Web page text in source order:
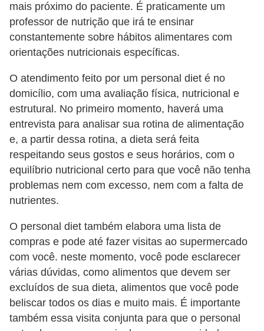
mais próximo do paciente. É praticamente um
professor de nutrição que irá te ensinar
constantemente sobre hábitos alimentares com
orientações nutricionais específicas.
O atendimento feito por um personal diet é no
domicílio, com uma avaliação física, nutricional e
estrutural. No primeiro momento, haverá uma
entrevista para analisar sua rotina de alimentação
e, a partir dessa rotina, a dieta será feita
respeitando seus gostos e seus horários, com o
equilíbrio nutricional certo para que você não tenha
problemas nem com excesso, nem com a falta de
nutrientes.
O personal diet também elabora uma lista de
compras e pode até fazer visitas ao supermercado
com você. neste momento, você pode esclarecer
várias dúvidas, como alimentos que devem ser
excluídos de sua dieta, alimentos que você pode
beliscar todos os dias e muito mais. É importante
também essa visita conjunta para que o personal
e
x
e
c
í
c
o
s
f
í
s
i
c
o
s
E